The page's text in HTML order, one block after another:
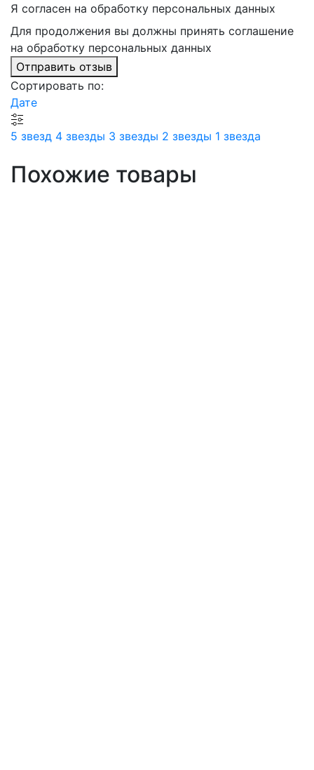
Я согласен на обработку персональных данных
Для продолжения вы должны принять соглашение
на обработку персональных данных
Отправить отзыв
Сортировать по:
Дате
5 звезд 4 звезды 3 звезды 2 звезды 1 звезда
Похожие товары